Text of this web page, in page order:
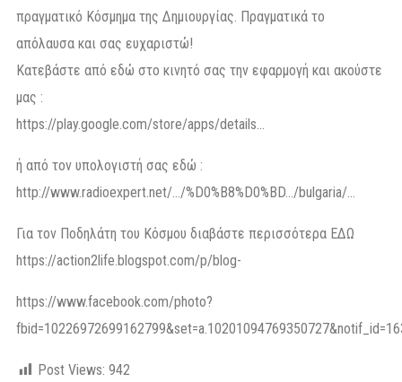
πραγματικό Κόσμημα της Δημιουργίας. Πραγματικά το
απόλαυσα και σας ευχαριστώ!
Κατεβάστε από εδώ στο κινητό σας την εφαρμογή και ακούστε
μας :
https://play.google.com/store/apps/details…
ή από τον υπολογιστή σας εδώ :
http://www.radioexpert.net/…/%D0%B8%D0%BD…/bulgaria/…
Για τον Ποδηλάτη του Κόσμου διαβάστε περισσότερα ΕΔΩ
https://action2life.blogspot.com/p/blog-
https://www.facebook.com/photo?
Post Views: 942